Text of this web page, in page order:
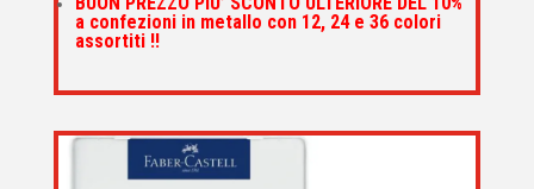
a confezioni in metallo con 12, 24 e 36 colori
assortiti !!